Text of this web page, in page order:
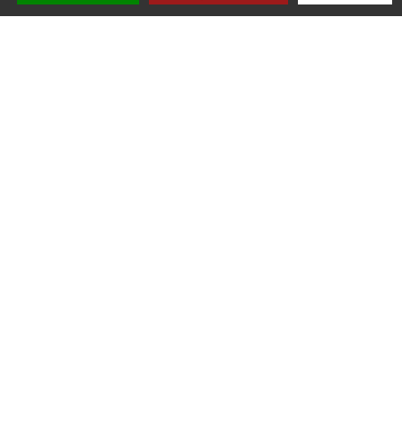
Fougères Agglomération